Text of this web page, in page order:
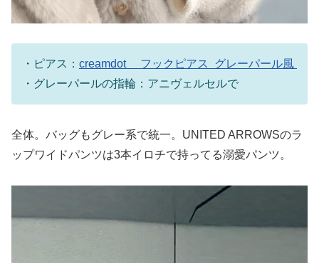
・ピアス： creamdot フックピアス グレーパール風
・グレーパールの指輪：アニヴェルセルで
全体。バッグもグレー系で統一。UNITED ARROWSのラ
ップワイドパンツは3本イロチで持ってる溺愛パンツ。